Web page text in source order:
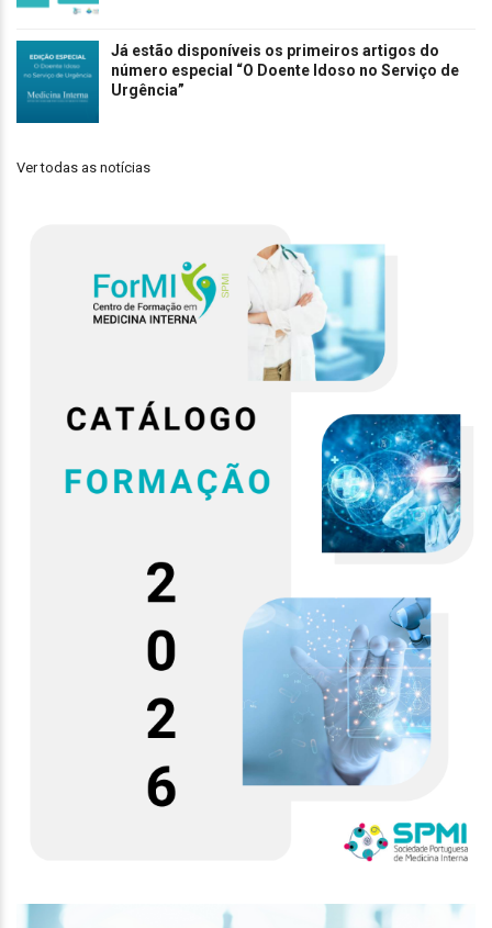
Já estão disponíveis os primeiros artigos do
número especial “O Doente Idoso no Serviço de
Urgência”
Ver todas as notícias